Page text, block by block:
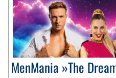
MenMania »The